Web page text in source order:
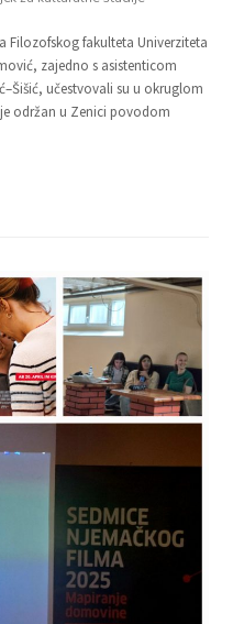
Filozofskog fakulteta Univerziteta
zajedno s asistenticom
učestvovali su u okruglom
održan u Zenici povodom